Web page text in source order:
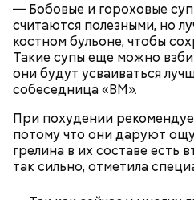
— Бобовые и гороховые
считаются полезными, но
костном бульоне, чтобы
Такие супы еще можно
они будут усваиваться
собеседница «ВМ».
При похудении
потому что они даруют
грелина в их составе есть
так сильно, отметила
— В дыне содержится много
представлен фруктозой. С
хорошо, потому что дает
помнить, что сладкими
увлекаться, так же как и
сахарным диабетом и